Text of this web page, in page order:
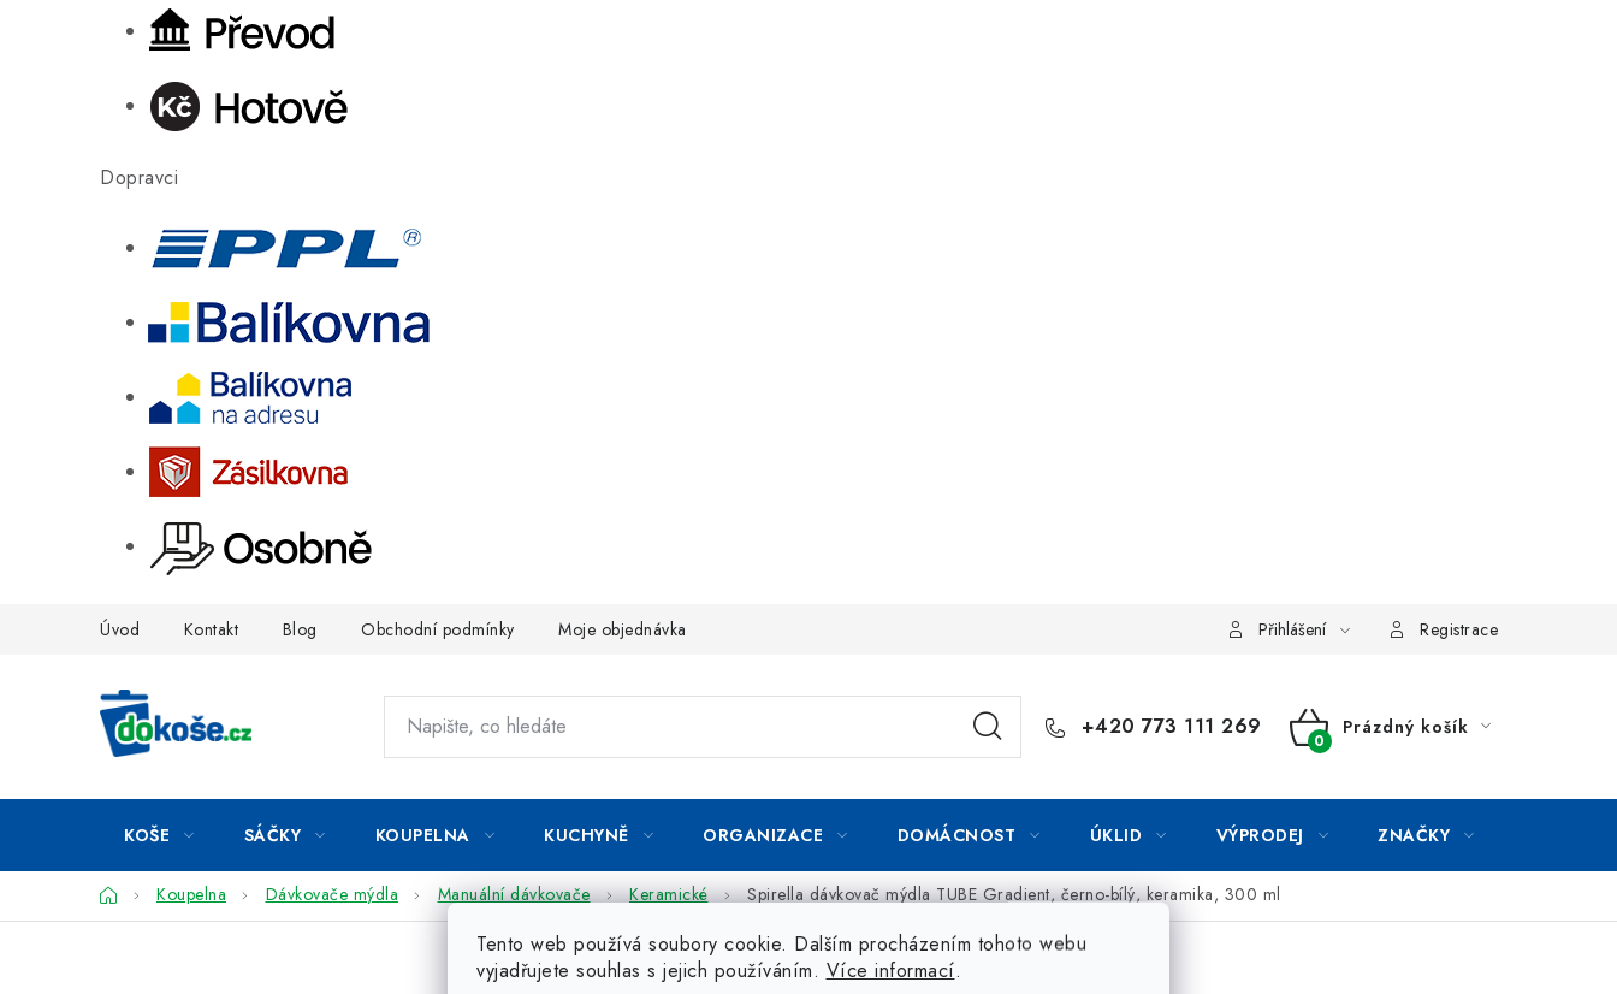
Dopravci
Tento web používá soubory cookie. Dalším procházením tohoto webu
vyjadřujete souhlas s jejich používáním. Více informací.
Úvod Kontakt Blog Obchodní podmínky Moje objednávka Přihlášení Registrace
+420 773 111 269
NÁKUPNÍ
Prázdný košík
KOŠE SÁČKY KOUPELNA KUCHYNĚ ORGANIZACE DOMÁCNOST ÚKLID VÝPRODEJ ZNAČKY
DomůKoupelna Dávkovače mýdla Manuální dávkovače Keramické Spirella dávkovač mýdla TUBE Gradient, černo-bílý, keramika, 300 ml